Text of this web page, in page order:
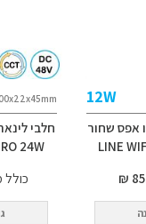
12W
אפס שחור
LINE
חלבי
24W